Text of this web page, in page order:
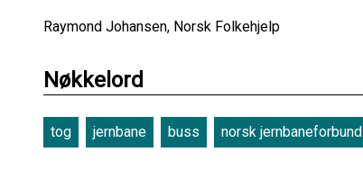
Raymond Johansen, Norsk Folkehjelp
Nøkkelord
tog jernbane buss norsk jernbaneforbund